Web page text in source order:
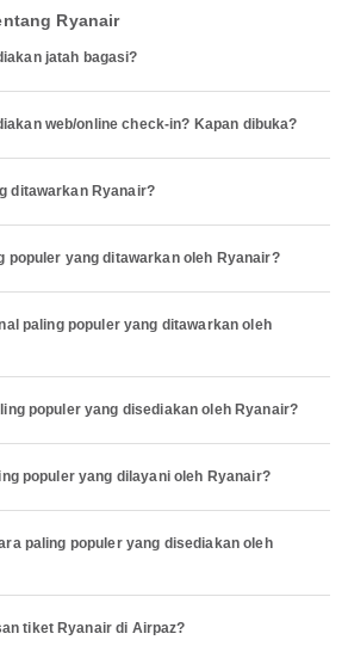
Ryanair
jatah bagasi?
web/online check-in? Kapan dibuka?
ditawarkan Ryanair?
populer yang ditawarkan oleh Ryanair?
paling populer yang ditawarkan oleh
populer yang disediakan oleh Ryanair?
populer yang dilayani oleh Ryanair?
paling populer yang disediakan oleh
tiket Ryanair di Airpaz?